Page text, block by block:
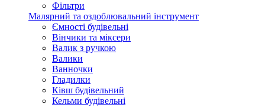
Фільтри
Малярний та оздоблювальний інструмент
Ємності будівельні
Вінчики та міксери
Валик з ручкою
Валики
Ванночки
Гладилки
Ківш будівельний
Кельми будівельні